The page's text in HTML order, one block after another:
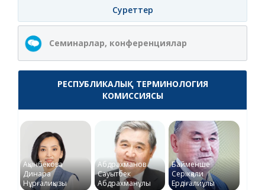
Суреттер
Семинарлар, конференциялар
РЕСПУБЛИКАЛЫҚ ТЕРМИНОЛОГИЯ
КОМИССИЯСЫ
Ақынбекова
Динара
Нұрғалиқызы
Абдрахманов
Сауытбек
Абдрахманұлы
Байменше
Серікқали
Ердіғалиұлы